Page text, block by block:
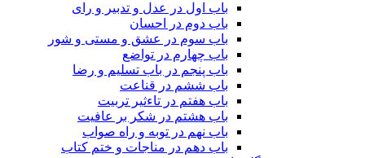
باب اول در عدل و تدبیر و رای
باب دوم در احسان
باب سوم در عشق و مستی و شور
باب چهارم در تواضع
باب پنجم در باب تسلیم و رضا
باب ششم در قناعت
باب هفتم در تاءثیر تربیت
باب هشتم در شکر بر عافیت
باب نهم در توبه و راه صواب
باب دهم در مناجات و ختم کتاب